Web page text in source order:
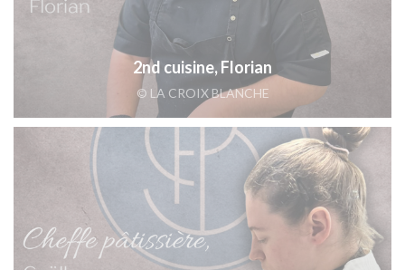
2nd cuisine, Florian
© LA CROIX BLANCHE